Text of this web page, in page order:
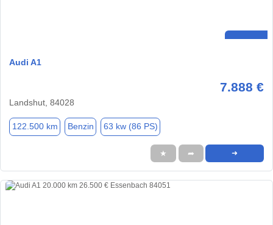
Audi A1
7.888 €
Landshut, 84028
122.500 km Benzin 63 kw (86 PS)
★ ➦ ➜